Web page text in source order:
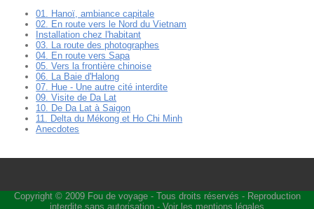
01. Hanoï, ambiance capitale
02. En route vers le Nord du Vietnam
Installation chez l'habitant
03. La route des photographes
04. En route vers Sapa
05. Vers la frontière chinoise
06. La Baie d'Halong
07. Hue - Une autre cité interdite
09. Visite de Da Lat
10. De Da Lat à Saigon
11. Delta du Mékong et Ho Chi Minh
Anecdotes
Copyright © 2009 Fou de voyage- Tous droits réservés - Reproduction
interdite sans autorisation - Voir les mentions légales